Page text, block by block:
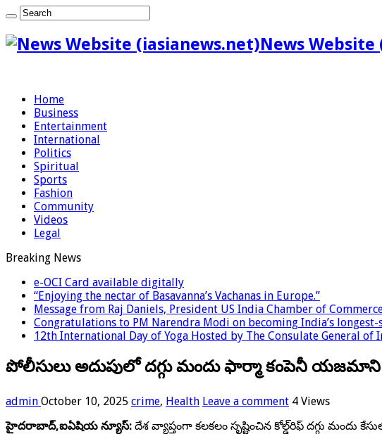
News
Home
Business
Entertainment
International
Politics
Spiritual
Sports
Fashion
Community
Videos
Legal
Breaking News
e-OCI Card available digitally
“Enjoying the nectar of Basavanna’s Vachanas in Europe.”
Message from Raj Daniels, President US India Chamber of
Congratulations to PM Narendra Modi on becoming India’s
12th International Day of Yoga Hosted by The Consulate General of
పోలీసులు అదుపులో దగ్గు మందు ఫార్మా కంపెనీ యజమాని
admin October 10, 2025 crime, Health Leave a comment 4 Views
హైదరాబాద్,ఐఏషియ న్యూస్: దేశ వ్యాప్తంగా కలకలం సృష్టించిన కోల్డ్‌రిఫ్ దగ్గు